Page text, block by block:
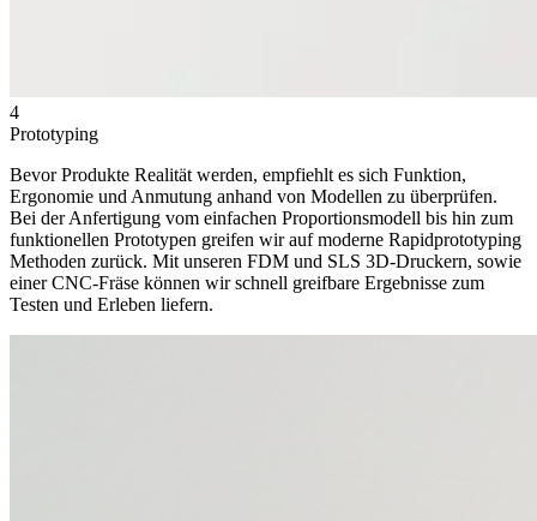
4
Prototyping
Bevor Produkte Realität werden, empfiehlt es sich Funktion,
Ergonomie und Anmutung anhand von Modellen zu überprüfen.
Bei der Anfertigung vom einfachen Proportionsmodell bis hin zum
funktionellen Prototypen greifen wir auf moderne Rapidprototyping
Methoden zurück. Mit unseren FDM und SLS 3D-Druckern, sowie
einer CNC-Fräse können wir schnell greifbare Ergebnisse zum
Testen und Erleben liefern.